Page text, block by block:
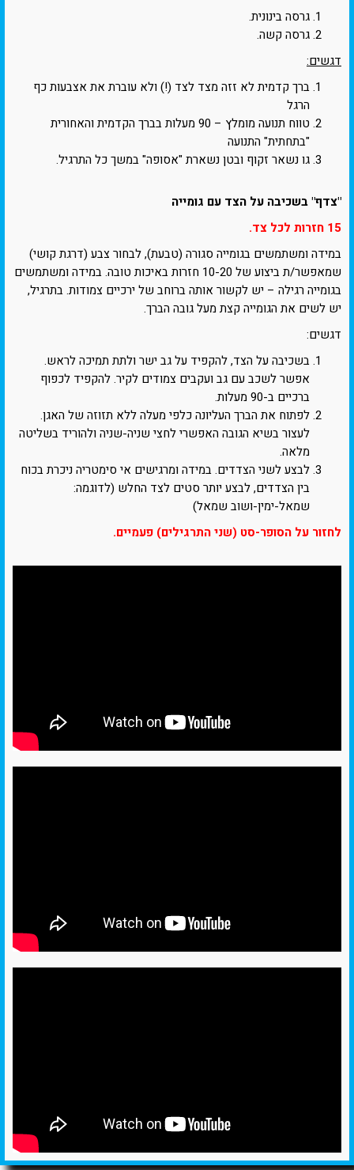
גרסה בינונית.
גרסה קשה.
דגשים:
ברך קדמית לא זזה מצד לצד (!) ולא עוברת את אצבעות כף
הרגל
טווח תנועה מומלץ – 90 מעלות בברך הקדמית והאחורית
"בתחתית" התנועה
גו נשאר זקוף ובטן נשארת "אסופה" במשך כל התרגיל.
"צדף" בשכיבה על הצד עם גומייה
15 חזרות לכל צד.
במידה ומשתמשים בגומייה סגורה (טבעת), לבחור צבע (דרגת קושי)
שמאפשר/ת ביצוע של 10-20 חזרות באיכות טובה. במידה ומשתמשים
בגומייה רגילה – יש לקשור אותה ברוחב של ירכיים צמודות. בתרגיל,
יש לשים את הגומייה קצת מעל גובה הברך.
דגשים:
בשכיבה על הצד, להקפיד על גב ישר ולתת תמיכה לראש.
אפשר לשכב עם גב ועקבים צמודים לקיר. להקפיד לכפוף
ברכיים ב-90 מעלות.
לפתוח את הברך העליונה כלפי מעלה ללא תזוזה של האגן.
לעצור בשיא הגובה האפשרי לחצי שניה-שניה ולהוריד בשליטה
מלאה.
לבצע לשני הצדדים. במידה ומרגישים אי סימטריה ניכרת בכוח
בין הצדדים, לבצע יותר סטים לצד החלש (לדוגמה:
שמאל-ימין-ושוב שמאל)
לחזור על הסופר-סט (שני התרגילים) פעמיים.